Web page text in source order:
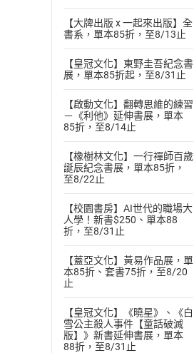
【大牌出版 x 一起來出版】全
書系，單本85折，至8/13止
【皇冠文化】東野圭吾紀念書
展，單本85折起，至8/31止
【啟動文化】翻轉思維的練習
－《利他》延伸書展，單本
85折，至8/14止
【橡樹林文化】一行禪師百歲
誕辰紀念書展，單本85折，
至8/22止
【校園書房】AI世代的職場大
人學！新書$250、單本88
折，至8/31止
【蓋亞文化】黃易作品展，單
本85折、套書75折，至8/20
止
【皇冠文化】《曉星》、《白
雪公主殺人事件【童話破滅
版】》新書延伸書展，單本
88折，至8/31止